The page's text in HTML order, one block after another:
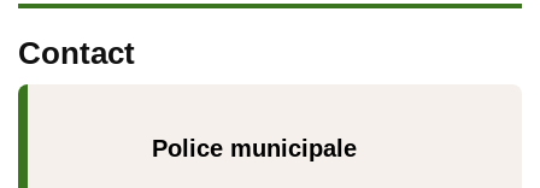
Contact
Police municipale